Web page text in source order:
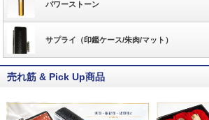
パワーストーン
サプライ（印鑑ケース/朱肉/マット）
売れ筋 & Pick Up商品